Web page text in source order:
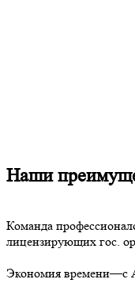
Наши
Команда
лицензирующих гос.
Экономия времени—с